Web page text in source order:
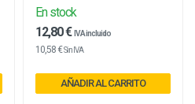
En stock
12,80 € IVA incluido
10,58 €Sin IVA
AÑADIR AL CARRITO